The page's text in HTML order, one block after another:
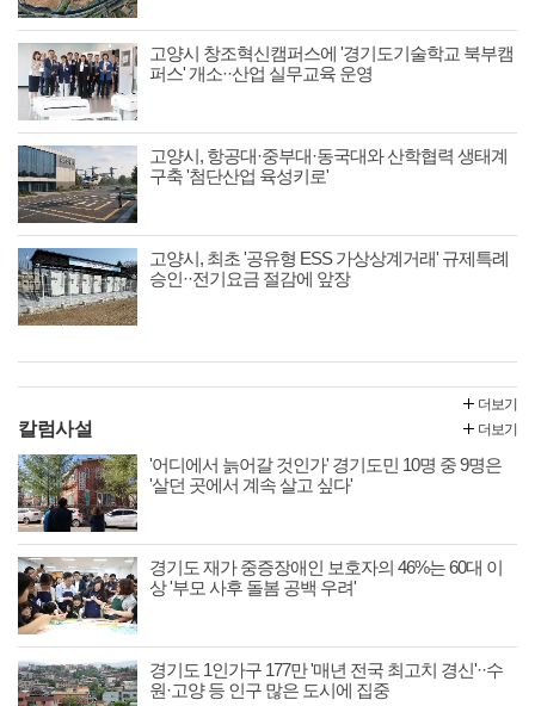
고양시 창조혁신캠퍼스에 '경기도기술학교 북부캠
퍼스' 개소··산업 실무교육 운영
고양시, 항공대·중부대·동국대와 산학협력 생태계
구축 '첨단산업 육성키로'
고양시, 최초 '공유형 ESS 가상상계거래' 규제특례
승인··전기요금 절감에 앞장
더보기
칼럼사설
'어디에서 늙어갈 것인가' 경기도민 10명 중 9명은
'살던 곳에서 계속 살고 싶다'
경기도 재가 중증장애인 보호자의 46%는 60대 이
상 '부모 사후 돌봄 공백 우려'
경기도 1인가구 177만 '매년 전국 최고치 경신'··수
원·고양 등 인구 많은 도시에 집중
더보기